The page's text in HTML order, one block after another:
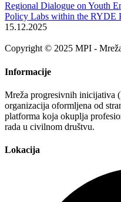
Regional Dialogue on Youth
Policy Labs within the RYDE
15.12.2025
Copyright © 2025 MPI -
Informacije
Mreža progresivnih inicijativa
organizacija oformljena od
platforma koja okuplja
rada u civilnom društvu.
Lokacija